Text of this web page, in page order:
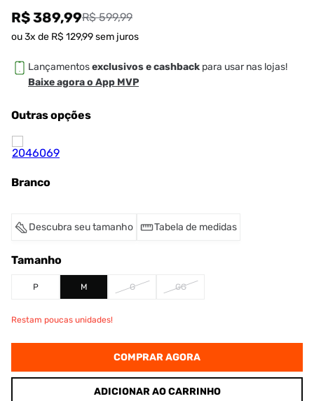
R$ 389,99R$ 599,99
ou3x de R$ 129,99sem juros
Lançamentosexclusivos e cashback para usar nas lojas!
Baixe agora o App MVP
Outras opções
Branco
Descubra seu tamanho Tabela de medidas
Tamanho
P M G GG
Restam poucas unidades!
COMPRAR AGORA
ADICIONAR AO CARRINHO